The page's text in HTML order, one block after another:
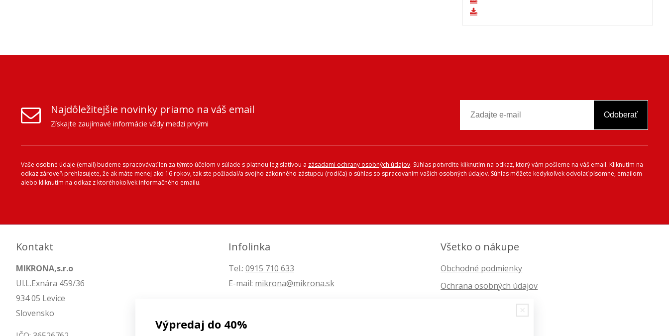
Najdôležitejšie novinky priamo na váš email
Získajte zaujímavé informácie vždy medzi prvými
Odoberať
Vaše osobné údaje (email) budeme spracovávať len za týmto účelom v súlade s platnou legislatívou a zásadami ochrany osobných údajov. Súhlas potvrdíte kliknutím na odkaz, ktorý vám pošleme na váš email. Kliknutím na
odkaz zároveň prehlasujete, že ak máte menej ako 16 rokov, tak ste požiadal/a svojho zákonného zástupcu (rodiča) o súhlas so spracovaním vašich osobných údajov. Súhlas môžete kedykoľvek odvolať písomne, emailom
alebo kliknutím na odkaz z ktoréhokoľvek informačného emailu.
Kontakt
MIKRONA,s.r.o
Ul.L.Exnára 459/36
934 05 Levice
Slovensko
Infolinka
Tel.: 0915 710 633
E-mail: mikrona@mikrona.sk
Všetko o nákupe
Obchodné podmienky
Ochrana osobných údajov
Výpredaj do 40%